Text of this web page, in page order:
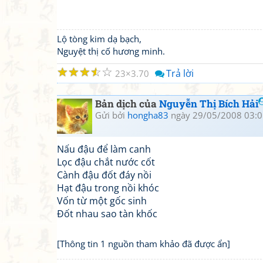
Lộ tòng kim dạ bạch,
Nguyệt thị cố hương minh.
☆
☆
☆
☆
☆ 23 3.70 Trả lời
Bản dịch củaNguyễn Thị Bích Hải
Gửi bởi hongha83 ngày 29/05/2008
Nấu đậu để làm canh
Lọc đậu chắt nước cốt
Cành đậu đốt đáy nồi
Hạt đậu trong nồi khóc
Vốn từ một gốc sinh
Đốt nhau sao tàn khốc
[Thông tin 1 nguồn tham khảo đã được ẩn]